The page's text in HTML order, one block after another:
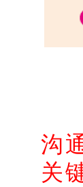
沟
关